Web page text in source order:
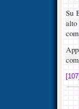
Su
alto